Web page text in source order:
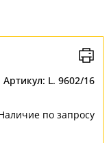
Артикул: L. 9602/16
по запросу